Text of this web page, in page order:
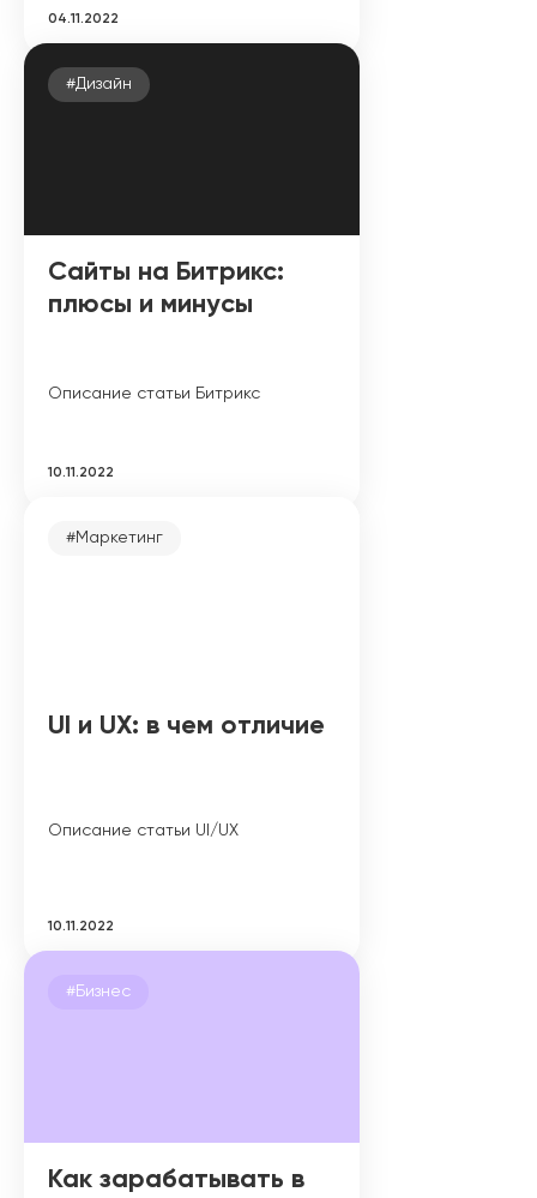
04.11.2022
#Дизайн
Сайты на Битрикс:
плюсы и минусы
Описание статьи Битрикс
10.11.2022
#Маркетинг
UI и UX: в чем отличие
Описание статьи UI/UX
10.11.2022
#Бизнес
Как зарабатывать в